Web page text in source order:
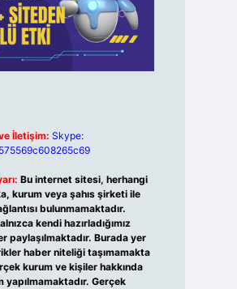
İletişim: Skype:
Bu internet sitesi, herhangi
kurum veya şahıs şirketi ile
bulunmamaktadır.
kendi hazırladığımız
paylaşılmaktadır. Burada yer
haber niteliği taşımamakta
kurum ve kişiler hakkında
yapılmamaktadır. Gerçek